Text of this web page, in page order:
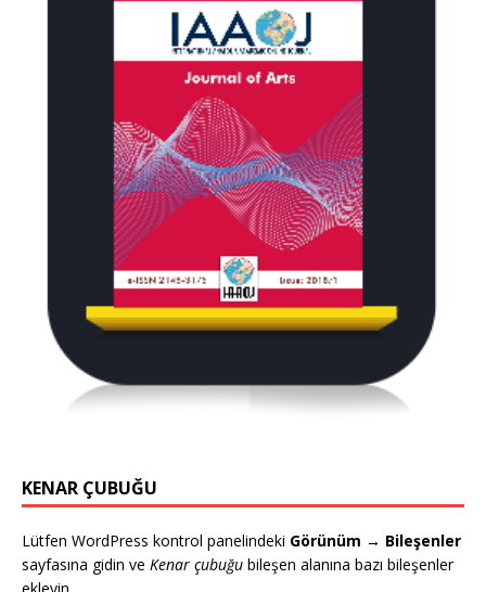
KENAR ÇUBUĞU
Lütfen WordPress kontrol panelindeki Görünüm → Bileşenler
sayfasına gidin ve Kenar çubuğu bileşen alanına bazı bileşenler